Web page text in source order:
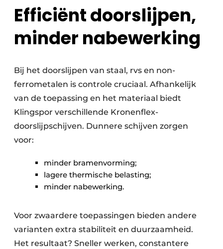
Efficiënt doorslijpen,
minder nabewerking
Bij het doorslijpen van staal, rvs en non-
ferrometalen is controle cruciaal. Afhankelijk
van de toepassing en het materiaal biedt
Klingspor verschillende Kronenflex-
doorslijpschijven. Dunnere schijven zorgen
voor:
minder bramenvorming;
lagere thermische belasting;
minder nabewerking.
Voor zwaardere toepassingen bieden andere
varianten extra stabiliteit en duurzaamheid.
Het resultaat? Sneller werken, constantere